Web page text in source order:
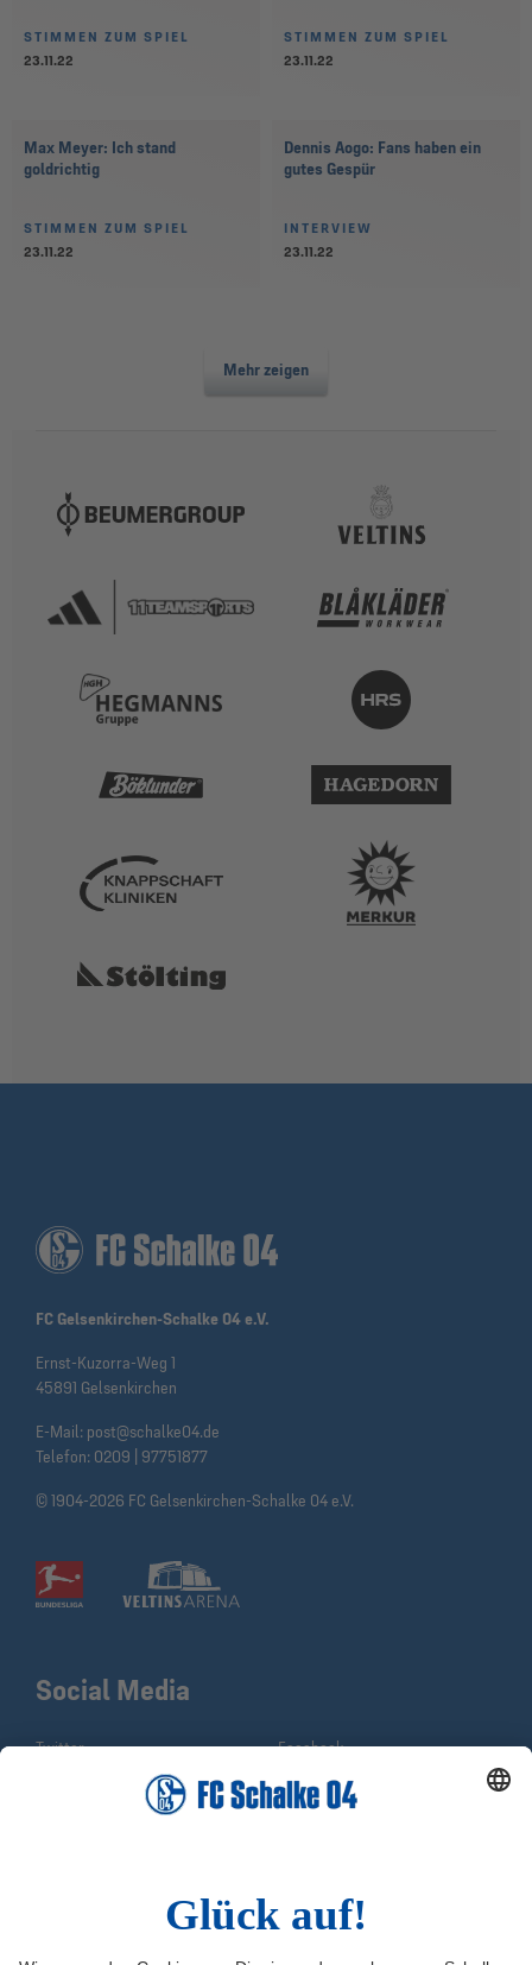
STIMMEN ZUM SPIEL
23.11.22
STIMMEN ZUM SPIEL
23.11.22
Max Meyer: Ich stand
goldrichtig
STIMMEN ZUM SPIEL
23.11.22
Dennis Aogo: Fans haben ein
gutes Gespür
INTERVIEW
23.11.22
Mehr zeigen
FC Gelsenkirchen-Schalke 04 e.V.
Ernst-Kuzorra-Weg 1
45891 Gelsenkirchen
E-Mail: post@schalke04.de
Telefon: 0209 | 97751877
© 1904-2026 FC Gelsenkirchen-Schalke 04 e.V.
Quicklinks
Social Media
Twitter
Facebook
YouTube